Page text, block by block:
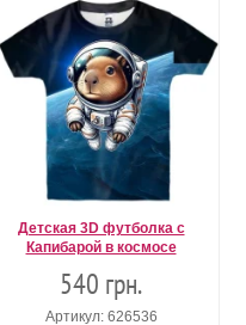
Детская 3D футболка с
Капибарой в космосе
540 грн.
Артикул: 626536